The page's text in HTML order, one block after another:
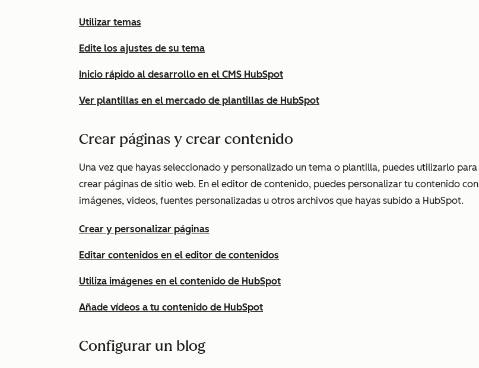
Utilizar temas
Edite los ajustes de su tema
Inicio rápido al desarrollo en el CMS HubSpot
Ver plantillas en el mercado de plantillas de HubSpot
Crear páginas y crear contenido
Una vez que hayas seleccionado y personalizado un tema o plantilla, puedes utilizarlo para
crear páginas de sitio web. En el editor de contenido, puedes personalizar tu contenido con
imágenes, videos, fuentes personalizadas u otros archivos que hayas subido a HubSpot.
Crear y personalizar páginas
Editar contenidos en el editor de contenidos
Utiliza imágenes en el contenido de HubSpot
Añade vídeos a tu contenido de HubSpot
Configurar un blog